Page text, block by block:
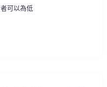
可以為低